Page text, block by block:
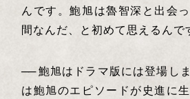
んです。鮑旭は魯智深と出会
間なんだ、と初めて思えるんで
── 鮑旭はドラマ版には登場し
は鮑旭のエピソードが史進に